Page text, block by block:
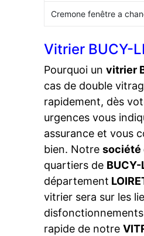
Cremone fenêtre a
Vitrier BUCY-
Pourquoi un vitrier
cas de double
rapidement, dès
urgences vous
assurance et vous
bien. Notre société
quartiers de
département
vitrier sera sur les
rapide de notre